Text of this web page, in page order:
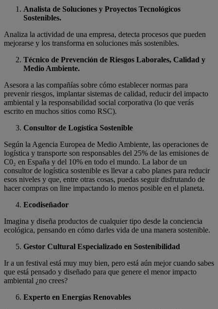
Analista de Soluciones y Proyectos Tecnológicos
Sostenibles.
Analiza la actividad de una empresa, detecta procesos que pueden
mejorarse y los transforma en soluciones más sostenibles.
Técnico de Prevención de Riesgos Laborales, Calidad y
Medio Ambiente.
Asesora a las compañías sobre cómo establecer normas para
prevenir riesgos, implantar sistemas de calidad, reducir del impacto
ambiental y la responsabilidad social corporativa (lo que verás
escrito en muchos sitios como RSC).
Consultor de Logística Sostenible
Según la Agencia Europea de Medio Ambiente, las operaciones de
logística y transporte son responsables del 25% de las emisiones de
C0₂ en España y del 10% en todo el mundo. La labor de un
consultor de logística sostenible es llevar a cabo planes para reducir
esos niveles y que, entre otras cosas, puedas seguir disfrutando de
hacer compras on line impactando lo menos posible en el planeta.
Ecodiseñador
Imagina y diseña productos de cualquier tipo desde la conciencia
ecológica, pensando en cómo darles vida de una manera sostenible.
Gestor Cultural Especializado en Sostenibilidad
Ir a un festival está muy muy bien, pero está aún mejor cuando sabes
que está pensado y diseñado para que genere el menor impacto
ambiental ¿no crees?
Experto en Energías Renovables